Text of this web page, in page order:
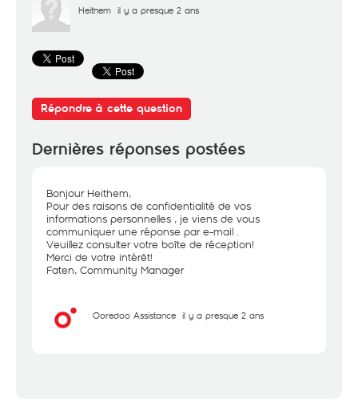
Heithem il y a presque 2 ans
Répondre à cette question
Dernières réponses postées
Bonjour Heithem,
Pour des raisons de confidentialité de vos
informations personnelles , je viens de vous
communiquer une réponse par e-mail .
Veuillez consulter votre boîte de réception!
Merci de votre intérêt!
Faten, Community Manager
Ooredoo Assistance il y a presque 2 ans